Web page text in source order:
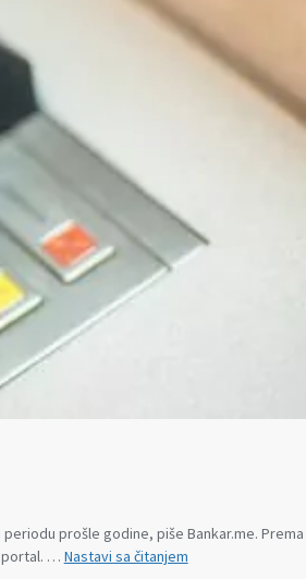
prošle godine, piše Bankar.me.
portal. … Nastavi sa čitanjemBanke